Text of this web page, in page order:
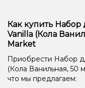
Как купить Набор
Vanilla (Кола
Market
Приобрести Набор
(Кола Ванильная, 50
что мы предлагаем: